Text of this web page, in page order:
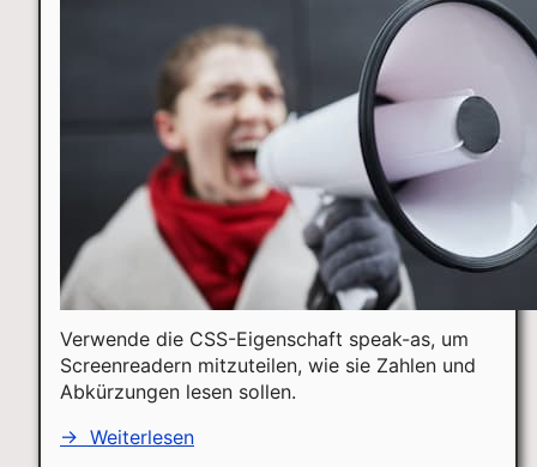
Verwende die CSS-Eigenschaft speak-as, um
Screenreadern mitzuteilen, wie sie Zahlen und
Abkürzungen lesen sollen.
→ Weiterlesen